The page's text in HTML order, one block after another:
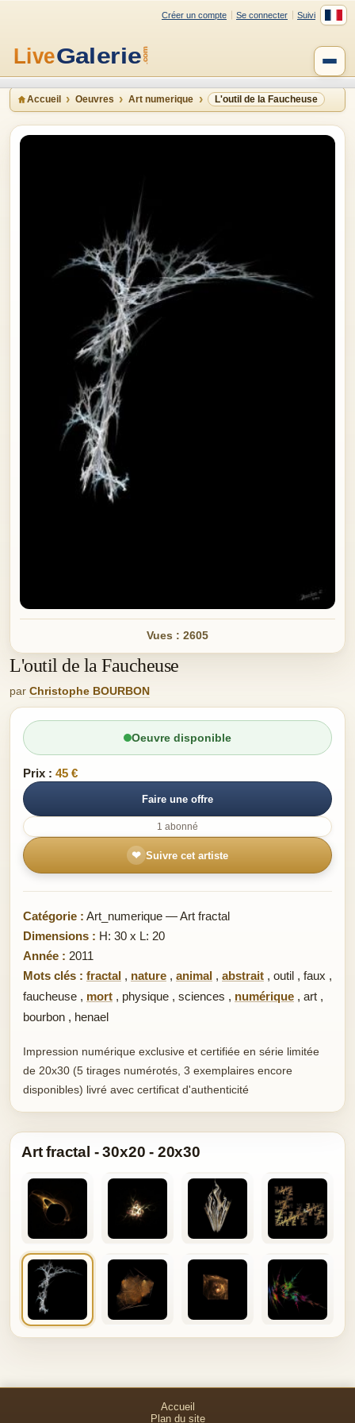
Créer un compte Se connecter Suivi
Accueil Oeuvres Art numerique L'outil de la Faucheuse
Vues : 2605
L'outil de la Faucheuse
par Christophe BOURBON
Oeuvre disponible
Prix : 45 €
Faire une offre
1 abonné
❤ Suivre cet artiste
Catégorie : Art_numerique — Art fractal
Dimensions : H: 30 x L: 20
Année : 2011
Mots clés : fractal , nature , animal , abstrait , outil , faux ,
faucheuse , mort , physique , sciences , numérique , art ,
bourbon , henael
Impression numérique exclusive et certifiée en série limitée
de 20x30 (5 tirages numérotés, 3 exemplaires encore
disponibles) livré avec certificat d'authenticité
Art fractal - 30x20 - 20x30
Accueil
Plan du site